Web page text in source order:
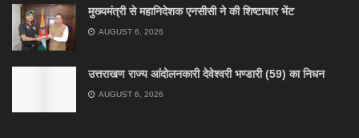
मुख्यमंत्री से महानिदेशक एनसीसी ने की शिष्टाचार भेंट
AUGUST 6, 2026
उत्तराखण राज्य आंदोलनकारी देवेश्वरी भण्डारी (59) का निधन
AUGUST 6, 2026